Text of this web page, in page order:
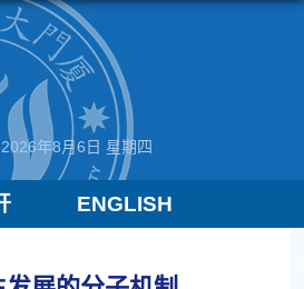
2026年8月6日 星期四
ENGLISH